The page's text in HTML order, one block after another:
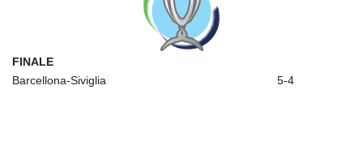
FINALE
Barcellona-Siviglia
5-4